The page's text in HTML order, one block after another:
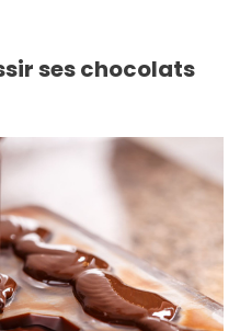
ses chocolats